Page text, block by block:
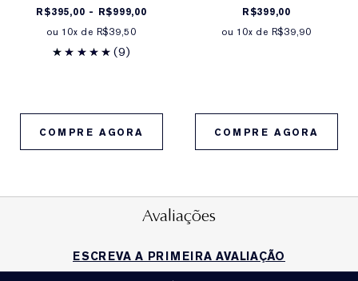
R$395,00 - R$999,00
ou 10x de R$39,50
(9)
COMPRE AGORA
R$399,00
ou 10x de R$39,90
COMPRE AGORA
Avaliações
ESCREVA A PRIMEIRA AVALIAÇÃO